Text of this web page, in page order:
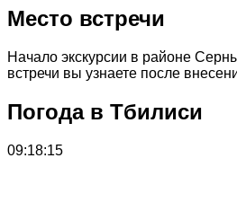
Место встречи
Начало экскурсии в районе
встречи вы узнаете после
Погода в Тбилиси
09:18:15